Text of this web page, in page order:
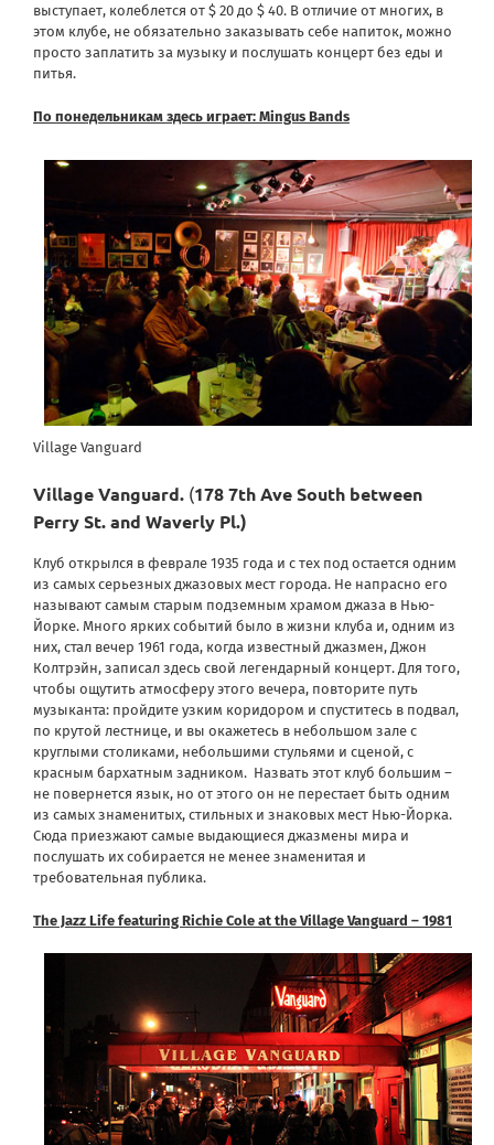
выступает, колеблется от $ 20 до $ 40. В отличие от многих, в
этом клубе, не обязательно заказывать себе напиток, можно
просто заплатить за музыку и послушать концерт без еды и
питья.
По понедельникам здесь играет: Mingus Bands
Village Vanguard
Village Vanguard. (178 7th Ave South between
Perry St. and Waverly Pl.)
Клуб открылся в феврале 1935 года и с тех под остается одним
из самых серьезных джазовых мест города. Не напрасно его
называют самым старым подземным храмом джаза в Нью-
Йорке. Много ярких событий было в жизни клуба и, одним из
них, стал вечер 1961 года, когда известный джазмен, Джон
Колтрэйн, записал здесь свой легендарный концерт. Для того,
чтобы ощутить атмосферу этого вечера, повторите путь
музыканта: пройдите узким коридором и спуститесь в подвал,
по крутой лестнице, и вы окажетесь в небольшом зале с
круглыми столиками, небольшими стульями и сценой, с
красным бархатным задником. Назвать этот клуб большим –
не повернется язык, но от этого он не перестает быть одним
из самых знаменитых, стильных и знаковых мест Нью-Йорка.
Сюда приезжают самые выдающиеся джазмены мира и
послушать их собирается не менее знаменитая и
требовательная публика.
The Jazz Life featuring Richie Cole at the Village Vanguard – 1981